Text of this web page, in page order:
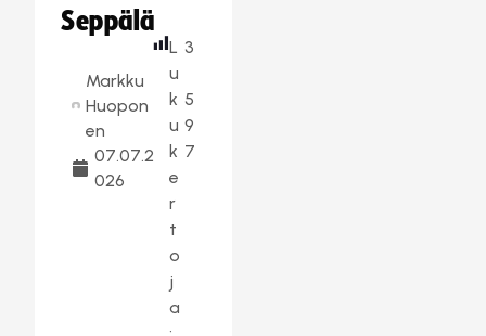
Seppälä
Markku
Huopon
en
07.07.2
026
L
u
k
u
k
e
r
t
o
j
a
3
5
9
7